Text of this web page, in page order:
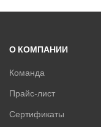
О КОМПАНИИ
Команда
Прайс-лист
Сертификаты